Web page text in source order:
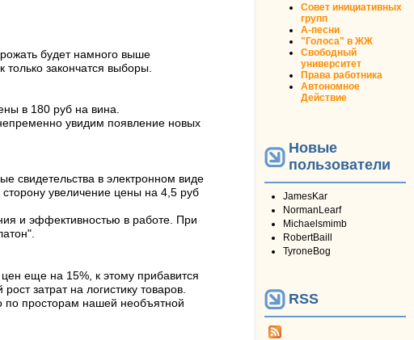
будет намного выше
закончатся выборы.
в 180 руб на вина.
увидим появление новых
свидетельства в электронном виде
увеличение цены на 4,5 руб
и эффективностью в работе. При
еще на 15%, к этому прибавится
затрат на логистику товаров.
по просторам нашей необъятной
Совет инициативных
групп
А-песни
"Голоса" в ЖЖ
Свободный
университет
Права работника
Автономное
Действие
Новые
пользователи
JamesKar
NormanLearf
Michaelsmimb
RobertBaill
TyroneBog
RSS